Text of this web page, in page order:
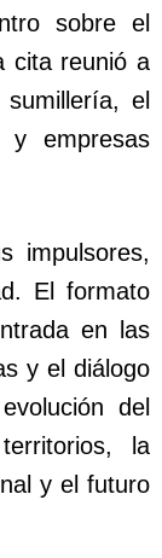
sobre el
cita reunió a
el
y empresas
impulsores,
El formato
en las
y el diálogo
del
la
y el futuro